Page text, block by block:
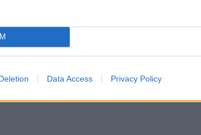
Data Access Privacy Policy
αποφάσισε ανεπιτυχώςνα